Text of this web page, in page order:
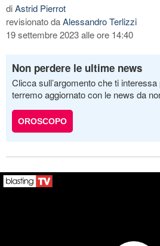
diAstrid Pierrot
revisionato daAlessandro Terlizzi
19 settembre 2023 alle ore 14:40
Non perdere le ultime news
Clicca sull’argomento che ti
terremo aggiornato con le news da
OROSCOPO